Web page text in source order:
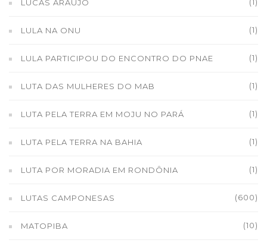
LUCAS ARAUJO
LULA NA ONU (1)
LULA PARTICIPOU DO ENCONTRO DO PNAE (1)
LUTA DAS MULHERES DO MAB (1)
LUTA PELA TERRA EM MOJU NO PARÁ (1)
LUTA PELA TERRA NA BAHIA (1)
LUTA POR MORADIA EM RONDÔNIA (1)
LUTAS CAMPONESAS (600)
MATOPIBA (10)